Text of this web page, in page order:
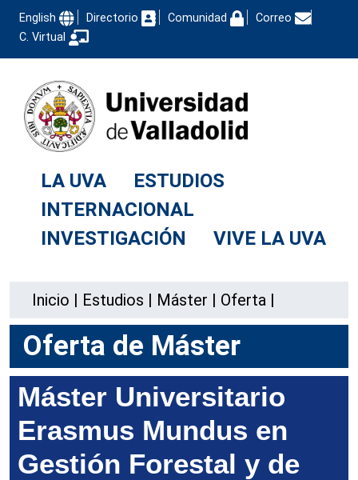
English Directorio Comunidad
Correo
C. Virtual
LA UVA
ESTUDIOS
INTERNACIONAL
INVESTIGACIÓN
VIVE LA UVA
Inicio | Estudios | Máster | Oferta |
Oferta de Máster
Máster Universitario
Erasmus Mundus en
Gestión Forestal y de